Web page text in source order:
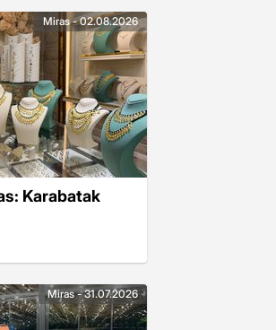
Karabatak
Miras - 02.08.2026
Miras - 31.07.2026